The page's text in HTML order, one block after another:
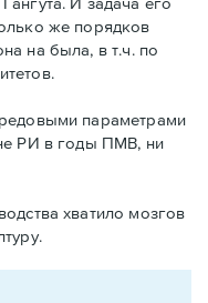
же порядков
на была, в т.ч. по
параметрами
РИ в годы ПМВ, ни
хватило мозгов